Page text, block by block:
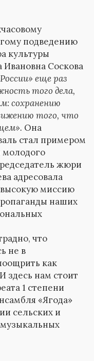
подведению
культуры
Соскова
еще раз
того дела,
сохранению
того, что
Она
стал примером
молодого
жюри
адресовала
миссию
наших
что
не в
как
здесь нам стоит
1 степени
«Ягода»
сельских и